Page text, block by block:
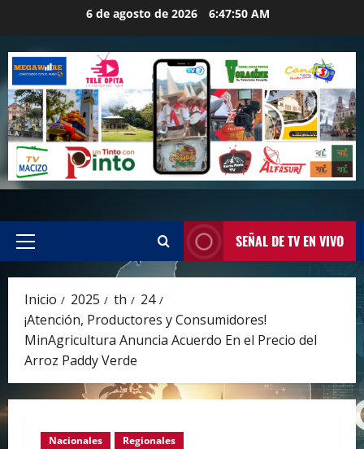
contenido
6 de agosto de 2026 6:47:51 AM
Menú
SEÑAL DE TV EN VIVO
Inicio 2025 th
24
¡Atención, Productores y Consumidores!
MinAgricultura Anuncia Acuerdo En el Precio del
Arroz Paddy Verde
Nacionales Regionales